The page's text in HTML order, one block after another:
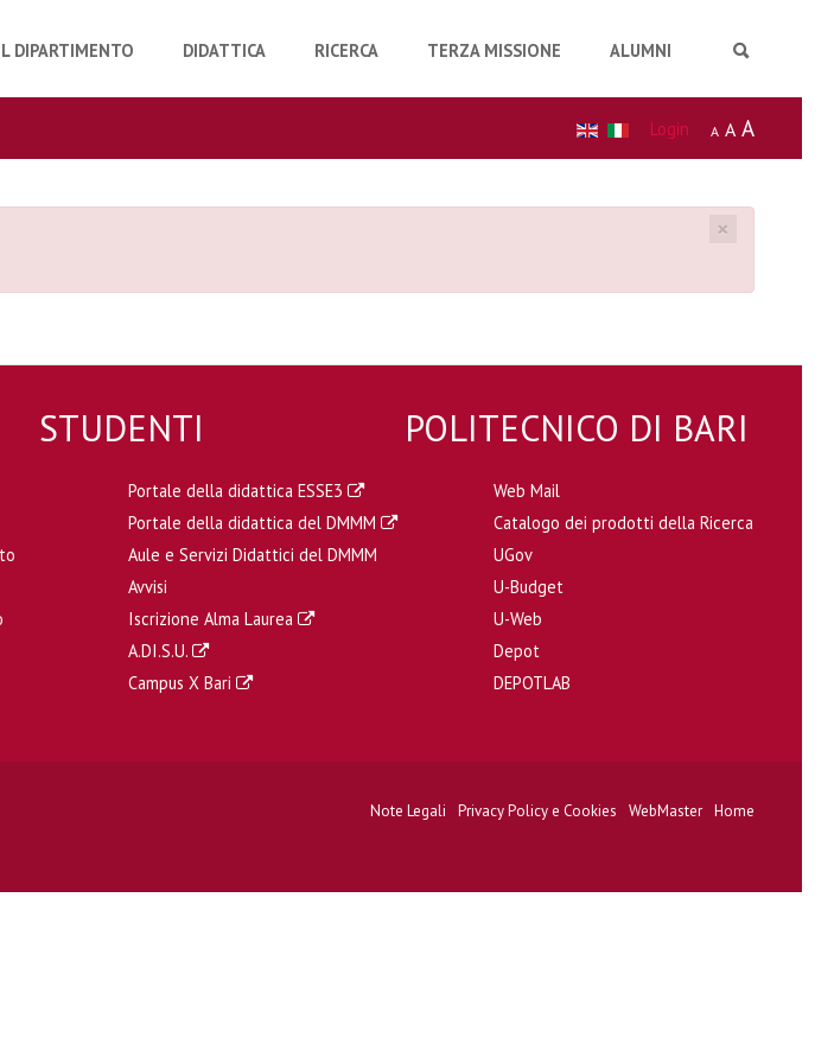
DIPARTIMENTO DIDATTICA RICERCA TERZA MISSIONE ALUMNI
A A A
Login
×
STUDENTI
Portale della didattica ESSE3
Portale della didattica del DMMM
Aule e Servizi Didattici del DMMM
Avvisi
Iscrizione Alma Laurea
A.DI.S.U.
Campus X Bari
POLITECNICO DI BARI
Web Mail
Catalogo dei prodotti della Ricerca
UGov
U-Budget
U-Web
Depot
DEPOTLAB
Note Legali Privacy Policy e Cookies WebMaster Home